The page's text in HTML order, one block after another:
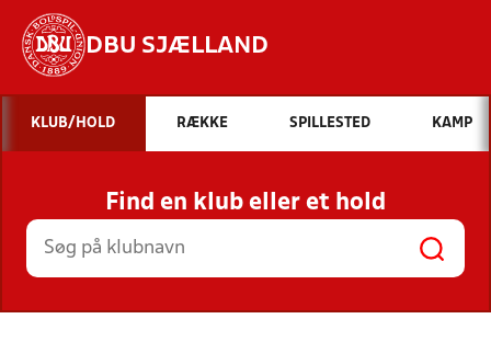
DBU SJÆLLAND
Hvad vil du søge efter?
INDHOLD OG NYHEDER
STILLINGER, RESULTATER, KLUBBER OG
HOLD
KLUB/HOLD RÆKKE SPILLESTED KAMP
Find en klub eller et hold